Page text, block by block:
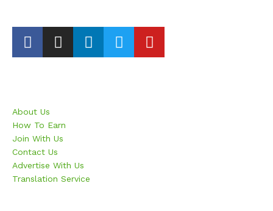
About Us
How To Earn
Join With Us
Contact Us
Advertise With Us
Translation Service